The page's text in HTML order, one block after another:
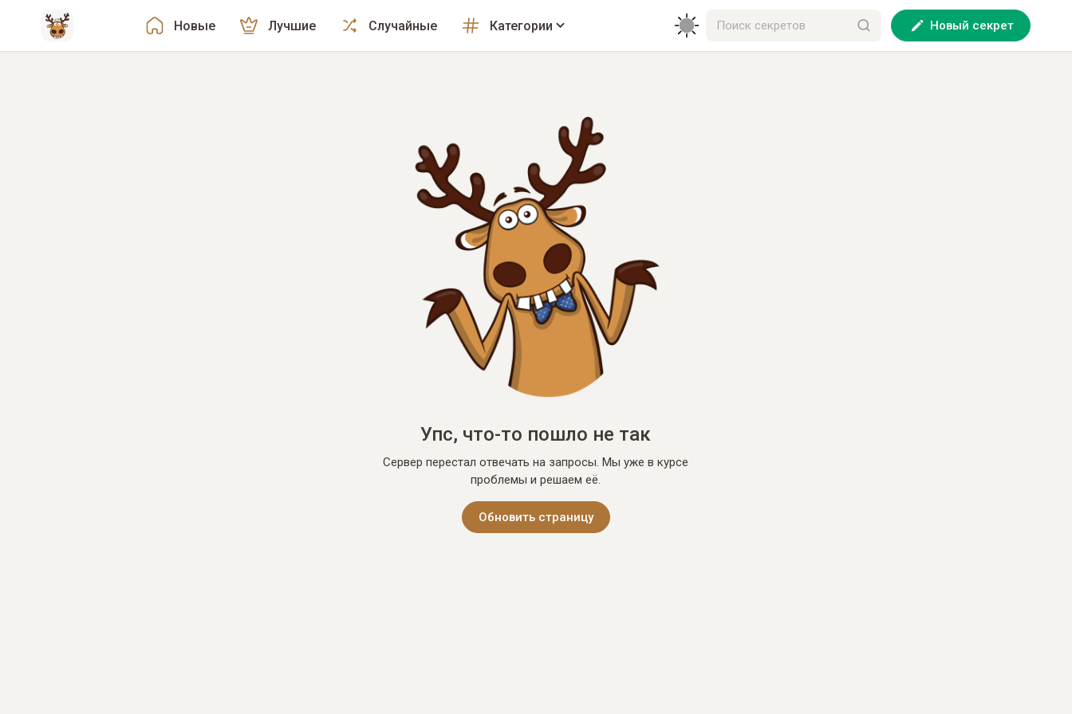
Новые Лучшие Случайные Категории Новый секрет
Упс, что-то пошло не так
Сервер перестал отвечать на запросы. Мы уже в курсе
проблемы и решаем её.
Обновить страницу